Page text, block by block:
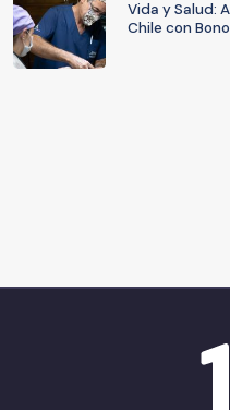
Vida y Salud:
Chile con Bono